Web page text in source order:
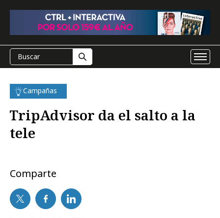
Campañas
TripAdvisor da el salto a la
tele
Comparte